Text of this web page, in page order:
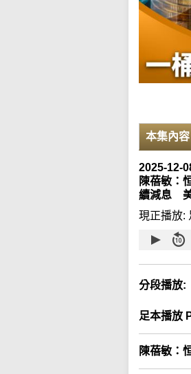
本集內容
2025-12-
陳蓓敏：
續減息 美
現正播放:
分段播放:
足本播放
陳蓓敏：